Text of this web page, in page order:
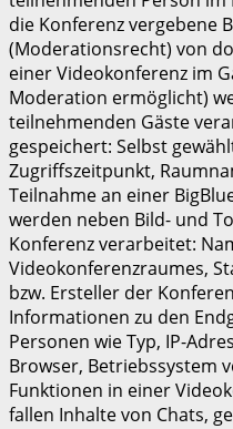
die Konferenz vergebene
(Moderationsrecht) von
einer Videokonferenz im
Moderation ermöglicht)
teilnehmenden Gäste
gespeichert: Selbst
Zugriffszeitpunkt,
Teilnahme an einer
werden neben Bild- und
Konferenz verarbeitet:
Videokonferenzraumes,
bzw. Ersteller der
Informationen zu den
Personen wie Typ, IP-
Browser, Betriebssystem
Funktionen in einer
fallen Inhalte von Chats,